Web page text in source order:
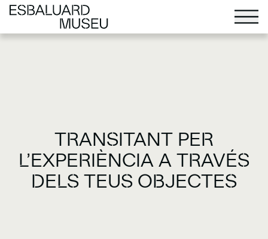
TRANSITANT PER
L’EXPERIÈNCIA A TRAVÉS
DELS TEUS OBJECTES